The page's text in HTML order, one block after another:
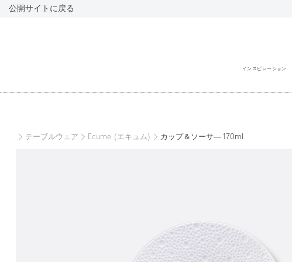
公開サイトに戻る
インスピレーション
テーブルウェア Ecume (エキュム) カップ＆ソーサ― 170ml